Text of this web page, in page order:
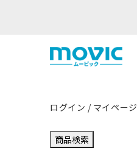
ログイン / マイページ
商品検索